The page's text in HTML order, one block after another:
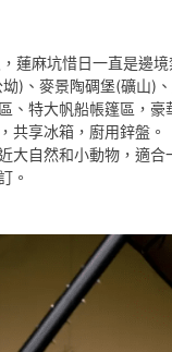
蓮麻坑惜日一直是邊
)、麥景陶碉堡(礦山)
、特大帆船帳篷區，
共享冰箱，廚用鋅盤。
大自然和小動物，適
。